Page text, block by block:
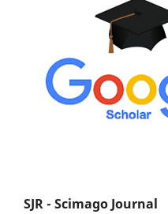
SJR - Scimago Journal